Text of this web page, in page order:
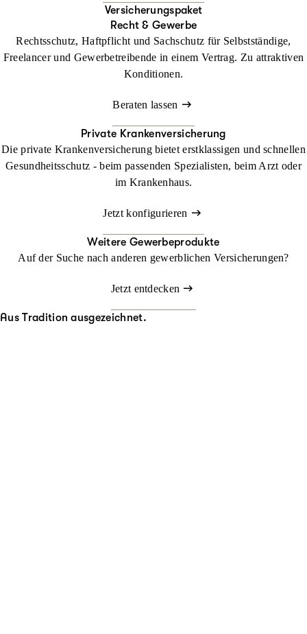
Versicherungspaket
Recht & Gewerbe
Rechtsschutz, Haftpflicht und Sachschutz für Selbstständige,
Freelancer und Gewerbetreibende in einem Vertrag. Zu attraktiven
Konditionen.
Beraten lassen
Private Krankenversicherung
Die private Krankenversicherung bietet erstklassigen und schnellen
Gesundheitsschutz - beim passenden Spezialisten, beim Arzt oder
im Krankenhaus.
Jetzt konfigurieren
Weitere Gewerbeprodukte
Auf der Suche nach anderen gewerblichen Versicherungen?
Jetzt entdecken
Aus Tradition ausgezeichnet.